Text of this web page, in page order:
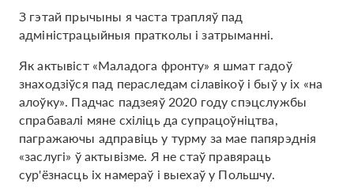
З гэтай прычыны я часта трапляў пад
адміністрацыйныя пратколы і затрыманні.
Як актывіст «Маладога фронту» я шмат гадоў
знаходзіўся пад пераследам сілавікоў і быў у іх «на
алоўку». Падчас падзеяў 2020 году спэцслужбы
спрабавалі мяне схіліць да супрацоўніцтва,
пагражаючы адправіць у турму за мае папярэднія
«заслугі» ў актывізме. Я не стаў правяраць
сур'ёзнасць іх намераў і выехаў у Польшчу.